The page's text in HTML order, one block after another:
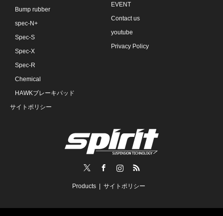
Bump rubber
spec-N+
Spec-S
Spec-X
Spec-R
Chemical
HAWKブレーキパッド
サイトポリシー
EVENT
Contact us
youtube
Privacy Policy
RSS
Products サイトポリシー